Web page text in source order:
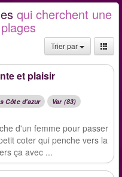
qui cherchent une
Trier par
et plaisir
Côte d'azur
Var (83)
d'un femme pour passer
coter qui penche vers la
ça avec ...